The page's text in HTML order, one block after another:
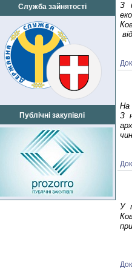
Служба зайнятості
Публічні закупівлі
З
На
З
У